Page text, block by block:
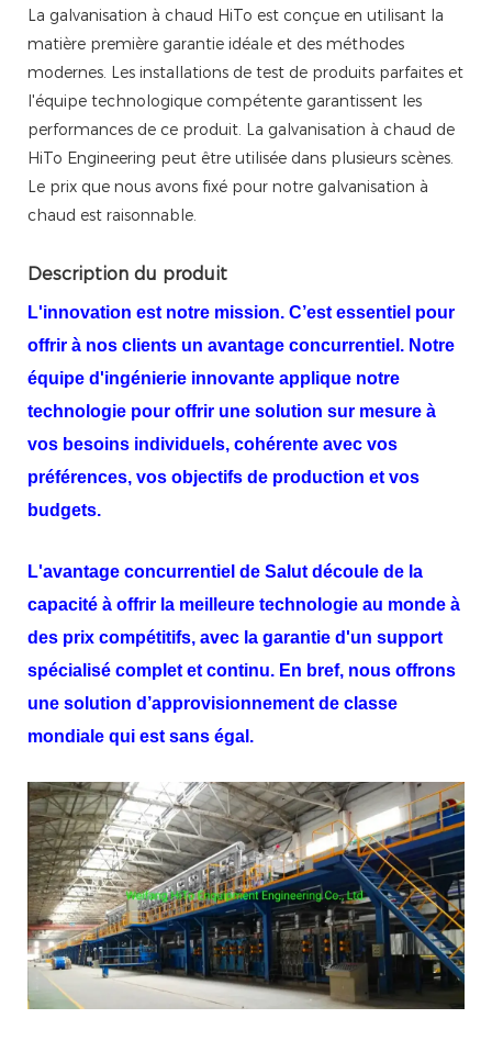
La galvanisation à chaud HiTo est conçue en utilisant la
matière première garantie idéale et des méthodes
modernes. Les installations de test de produits parfaites et
l'équipe technologique compétente garantissent les
performances de ce produit. La galvanisation à chaud de
HiTo Engineering peut être utilisée dans plusieurs scènes.
Le prix que nous avons fixé pour notre galvanisation à
chaud est raisonnable.
Description du produit
L'innovation est notre mission. C’est essentiel pour
offrir à nos clients un avantage concurrentiel. Notre
équipe d'ingénierie innovante applique notre
technologie pour offrir une solution sur mesure à
vos besoins individuels, cohérente avec vos
préférences, vos objectifs de production et vos
budgets.
L'avantage concurrentiel de Salut découle de la
capacité à offrir la meilleure technologie au monde à
des prix compétitifs, avec la garantie d'un support
spécialisé complet et continu. En bref, nous offrons
une solution d’approvisionnement de classe
mondiale qui est sans égal.